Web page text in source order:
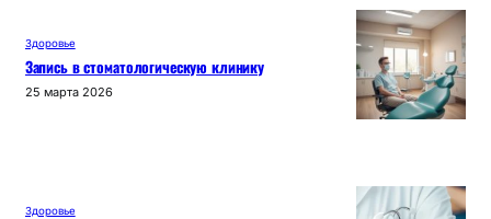
Здоровье
Запись в стоматологическую клинику
25 марта 2026
Здоровье